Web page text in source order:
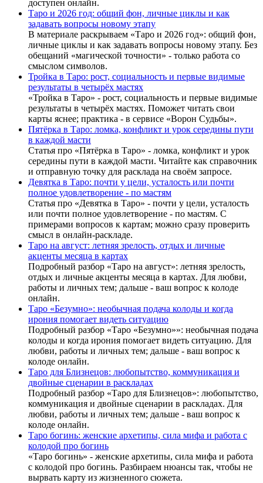
доступен онлайн.
Таро и 2026 год: общий фон, личные циклы и как
задавать вопросы новому этапу
В материале раскрываем «Таро и 2026 год»: общий фон,
личные циклы и как задавать вопросы новому этапу. Без
обещаний «магической точности» - только работа со
смыслом символов.
Тройка в Таро: рост, социальность и первые видимые
результаты в четырёх мастях
«Тройка в Таро» - рост, социальность и первые видимые
результаты в четырёх мастях. Поможет читать свои
карты яснее; практика - в сервисе «Ворон Судьбы».
Пятёрка в Таро: ломка, конфликт и урок середины пути
в каждой масти
Статья про «Пятёрка в Таро» - ломка, конфликт и урок
середины пути в каждой масти. Читайте как справочник
и отправную точку для расклада на своём запросе.
Девятка в Таро: почти у цели, усталость или почти
полное удовлетворение - по мастям
Статья про «Девятка в Таро» - почти у цели, усталость
или почти полное удовлетворение - по мастям. С
примерами вопросов к картам; можно сразу проверить
смысл в онлайн-раскладе.
Таро на август: летняя зрелость, отдых и личные
акценты месяца в картах
Подробный разбор «Таро на август»: летняя зрелость,
отдых и личные акценты месяца в картах. Для любви,
работы и личных тем; дальше - ваш вопрос к колоде
онлайн.
Таро «Безумно»: необычная подача колоды и когда
ирония помогает видеть ситуацию
Подробный разбор «Таро «Безумно»»: необычная подача
колоды и когда ирония помогает видеть ситуацию. Для
любви, работы и личных тем; дальше - ваш вопрос к
колоде онлайн.
Таро для Близнецов: любопытство, коммуникация и
двойные сценарии в раскладах
Подробный разбор «Таро для Близнецов»: любопытство,
коммуникация и двойные сценарии в раскладах. Для
любви, работы и личных тем; дальше - ваш вопрос к
колоде онлайн.
Таро богинь: женские архетипы, сила мифа и работа с
колодой про богинь
«Таро богинь» - женские архетипы, сила мифа и работа
с колодой про богинь. Разбираем нюансы так, чтобы не
вырвать карту из жизненного сюжета.